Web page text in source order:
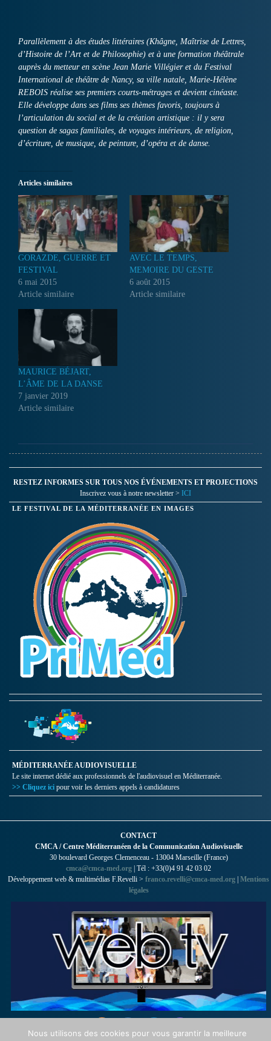
Parallèlement à des études littéraires (Khâgne, Maîtrise de Lettres,
d’Histoire de l’Art et de Philosophie) et à une formation théâtrale
auprès du metteur en scène Jean Marie Villégier et du Festival
International de théâtre de Nancy, sa ville natale, Marie-Hélène
REBOIS réalise ses premiers courts-métrages et devient cinéaste.
Elle développe dans ses films ses thèmes favoris, toujours à
l’articulation du social et de la création artistique : il y sera
question de sagas familiales, de voyages intérieurs, de religion,
d’écriture, de musique, de peinture, d’opéra et de danse.
Articles similaires
GORAZDE, GUERRE ET
FESTIVAL
6 mai 2015
Article similaire
AVEC LE TEMPS,
MEMOIRE DU GESTE
6 août 2015
Article similaire
MAURICE BÉJART,
L’ÂME DE LA DANSE
7 janvier 2019
Article similaire
RESTEZ INFORMES SUR TOUS NOS ÉVÉNEMENTS ET PROJECTIONS
Inscrivez vous à notre newsletter > ICI
LE FESTIVAL DE LA MÉDITERRANÉE EN IMAGES
MÉDITERRANÉE AUDIOVISUELLE
Le site internet dédié aux professionnels de l'audiovisuel en Méditerranée.
>> Cliquez ici pour voir les derniers appels à candidatures
CONTACT
CMCA / Centre Méditerranéen de la Communication Audiovisuelle
30 boulevard Georges Clemenceau - 13004 Marseille (France)
cmca@cmca-med.org | Tél : +33(0)4 91 42 03 02
Développement web & multimédias F.Revelli > franco.revelli@cmca-med.org | Mentions
légales
Nous utilisons des cookies pour vous garantir la meilleure